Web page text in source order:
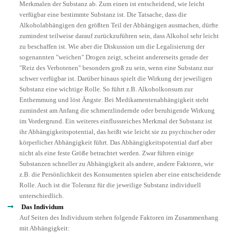
Merkmalen der Substanz ab. Zum einen ist entscheidend, wie leicht
verfügbar eine bestimmte Substanz ist. Die Tatsache, dass die
Alkoholabhängigen den größten Teil der Abhängigen ausmachen, dürfte
zumindest teilweise darauf zurückzuführen sein, dass Alkohol sehr leicht
zu beschaffen ist. Wie aber die Diskussion um die Legalisierung der
sogenannten "weichen" Drogen zeigt, scheint andererseits gerade der
"Reiz des Verbotenen" besonders groß zu sein, wenn eine Substanz nur
schwer verfügbar ist. Darüber hinaus spielt die Wirkung der jeweiligen
Substanz eine wichtige Rolle. So führt z.B. Alkoholkonsum zur
Enthemmung und löst Ängste. Bei Medikamentenabhängigkeit steht
zumindest am Anfang die schmerzlindernde oder beruhigende Wirkung
im Vordergrund. Ein weiteres einflussreiches Merkmal der Substanz ist
ihr Abhängigkeitspotential, das heißt wie leicht sie zu psychischer oder
körperlicher Abhängigkeit führt. Das Abhängigkeitspotential darf aber
nicht als eine feste Größe betrachtet werden. Zwar führen einige
Substanzen schneller zu Abhängigkeit als andere, andere Faktoren, wie
z.B. die Persönlichkeit des Konsumenten spielen aber eine entscheidende
Rolle. Auch ist die Toleranz für die jeweilige Substanz individuell
unterschiedlich.
Das Individum
Auf Seiten des Individuum stehen folgende Faktoren im Zusammenhang
mit Abhängigkeit: